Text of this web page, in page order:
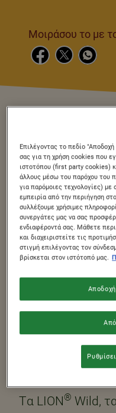
Μοιράσου το με
Ο
ΠΟΥ
ΝΑ…
Tα LION® Wild,
Επιλέγοντας το πεδίο
σας για τη χρήση cookies που
ιστοτόπου (first party cookies)
άλλους μέσω του παρόχου του
για παρόμοιες τεχνολογίες) με
εμπειρία από την περιήγηση
συλλέξουμε χρήσιμες
συνεργάτες μας να σας
ενδιαφέροντά σας. Μάθετε
και διαχειριστείτε τις
στιγμή επιλέγοντας τον
βρίσκεται στον ιστότοπό μας.